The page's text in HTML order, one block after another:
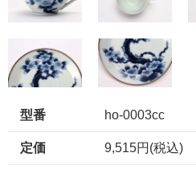
型番 ho-0003cc
定価 9,515円(税込)